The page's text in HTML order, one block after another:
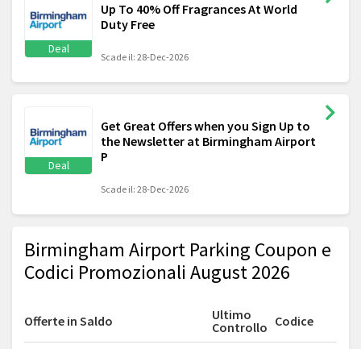
Deal
Up To 40% Off Fragrances At World
Duty Free
Scade il: 28-Dec-2026
Deal
Get Great Offers when you Sign Up to
the Newsletter at Birmingham Airport
P
Scade il: 28-Dec-2026
Birmingham Airport Parking Coupon e
Codici Promozionali August 2026
Offerte in Saldo
Ultimo
Controllo Codice